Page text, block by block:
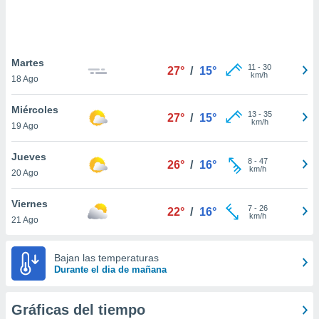
únicos
similares
como
IP
de
traten tus
en
a lo que
Para
Martes
18 Ago
27° / 15° 11 - 30
km/h
Miércoles
19 Ago
27° / 15° 13- 35
km/h
Jueves
20 Ago
26° / 16° 8- 47
km/h
Viernes
21 Ago
22° / 16° 7- 26
km/h
Bajan las temperaturas
Durante el dia de mañana
Gráficas del tiempo